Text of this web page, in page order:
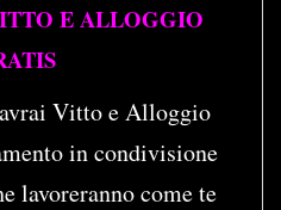
E ALLOGGIO
Vitto e Alloggio
in condivisione
lavoreranno come te